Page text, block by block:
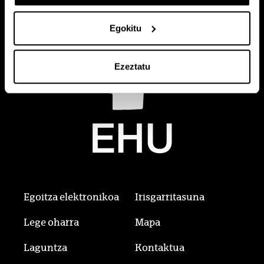
Egokitu
Ezeztatu
Egoitza elektronikoa Irisgarritasuna
Lege oharra Mapa
Laguntza Kontaktua